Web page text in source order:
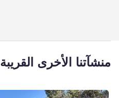
منشآتنا الأخرى القريبة